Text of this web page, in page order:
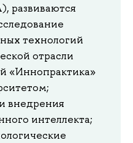
развиваются
технологий
отрасли
«Иннопрактика»
внедрения
интеллекта;